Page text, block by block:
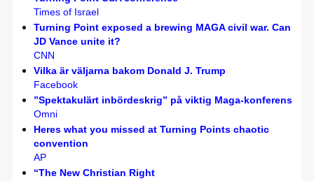
Times of Israel
Turning Point exposed a brewing MAGA civil war. Can
JD Vance unite it?
CNN
Vilka är väljarna bakom Donald J. Trump
Facebook
”Spektakulärt inbördeskrig” på viktig Maga-konferens
Omni
Heres what you missed at Turning Points chaotic
convention
AP
“The New Christian Right